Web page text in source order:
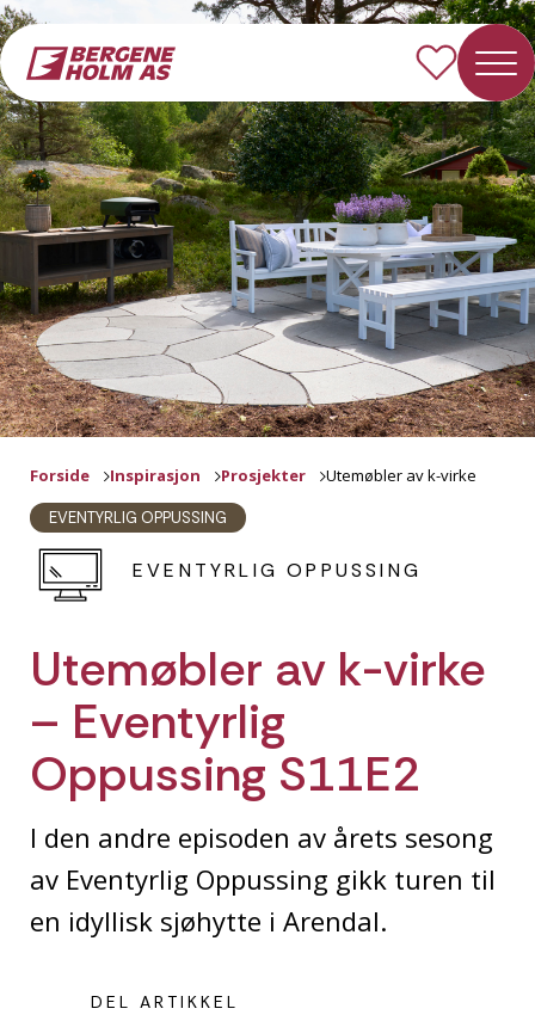
Forside Inspirasjon Prosjekter Utemøbler av k-virke
EVENTYRLIG OPPUSSING
EVENTYRLIG OPPUSSING
Utemøbler av k-virke
– Eventyrlig
Oppussing S11E2
I den andre episoden av årets sesong
av Eventyrlig Oppussing gikk turen til
en idyllisk sjøhytte i Arendal.
DEL ARTIKKEL